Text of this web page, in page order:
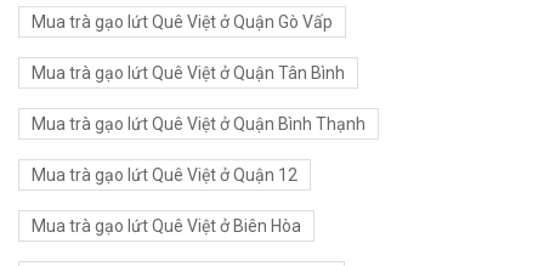
Mua trà gạo lứt Quê Việt ở Quận Gò Vấp
Mua trà gạo lứt Quê Việt ở Quận Tân Bình
Mua trà gạo lứt Quê Việt ở Quận Bình Thạnh
Mua trà gạo lứt Quê Việt ở Quận 12
Mua trà gạo lứt Quê Việt ở Biên Hòa